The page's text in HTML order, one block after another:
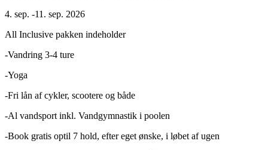
4. sep. -11. sep. 2026
All Inclusive pakken indeholder
-Vandring 3-4 ture
-Yoga
-Fri lån af cykler, scootere og både
-Al vandsport inkl. Vandgymnastik i poolen
-Book gratis optil 7 hold, efter eget ønske, i løbet af ugen